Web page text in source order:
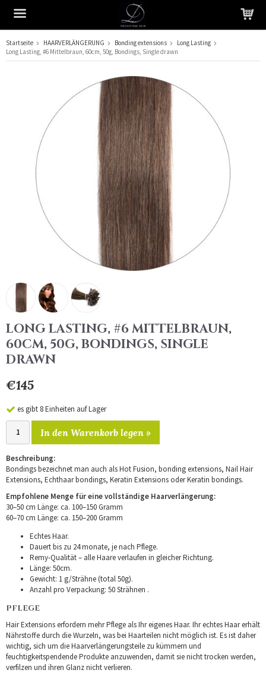
Das Produkt wurde in Ihren Warenkorb gelegt
Startseite HAARVERLÄNGERUNG Bonding extensions
Long Lasting
Long Lasting, #6 Mittelbraun, 60cm, 50g, Bondings, Single drawn
LONG LASTING, #6 MITTELBRAUN,
60CM, 50G, BONDINGS, SINGLE
DRAWN
€145
es gibt 8 Einheiten auf Lager
In den Warenkorb legen »
Beschreibung:
Bondings bezeichnet man auch als Hot Fusion, bonding extensions, Nail Hair
Extensions, Echthaar bondings, Keratin Extensions oder Keratin bondings.
Empfohlene Menge für eine vollständige Haarverlängerung:
30–50 cm Länge: ca. 100–150 Gramm
60–70 cm Länge: ca. 150–200 Gramm
Echtes Haar.
Dauert bis zu 24 monate, je nach Pflege.
Remy-Qualität – alle Haare verlaufen in gleicher Richtung.
Länge: 50cm.
Gewicht: 1 g/Strähne (total 50g).
Anzahl pro Verpackung: 50 Strähnen .
PFLEGE
Hair Extensions erfordern mehr Pflege als Ihr eigenes Haar. Ihr echtes Haar erhält
Nährstoffe durch die Wurzeln, was bei Haarteilen nicht möglich ist. Es ist daher
wichtig, sich um die Haarverlängerungsteile zu kümmern und
feuchtigkeitspendende Produkte anzuwenden, damit sie nicht trocken werden,
verfilzen und ihren Glanz nicht verlieren.